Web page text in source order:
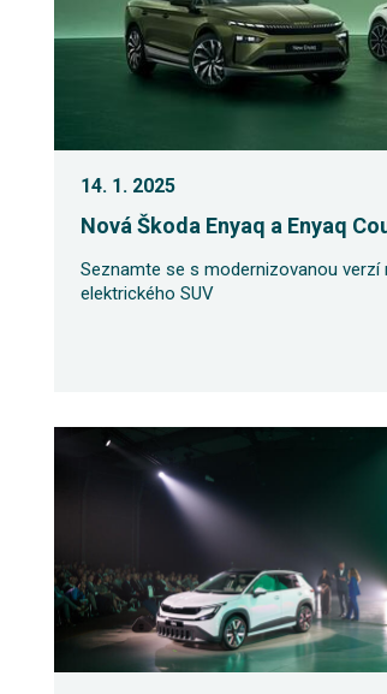
14. 1. 2025
Nová Škoda Enyaq a Enyaq
Seznamte se s modernizovanou verzí
elektrického SUV